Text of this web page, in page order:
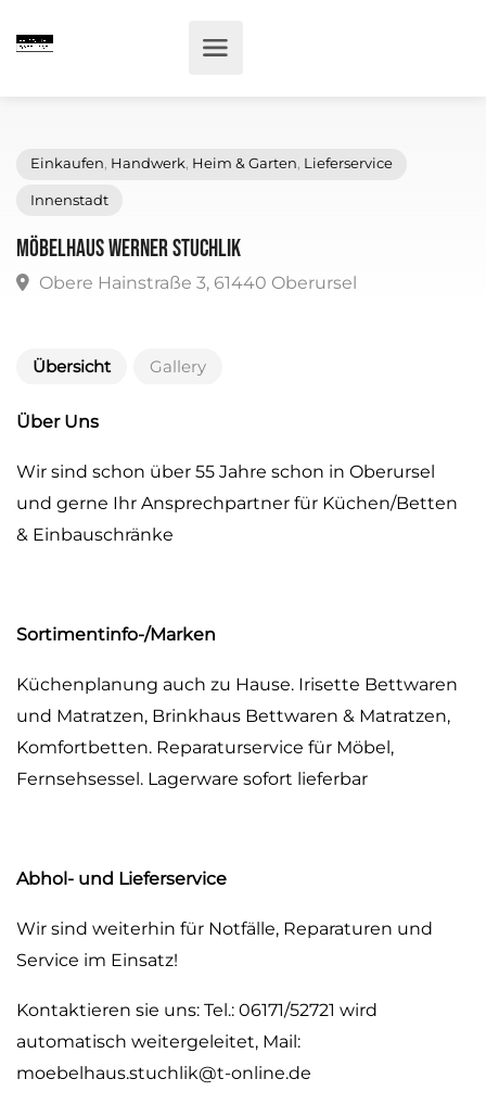
Möbelhaus Werner Stuchlik
Übersicht Gallery
Über Uns
Wir sind schon über 55 Jahre schon in Oberursel
und gerne Ihr Ansprechpartner für Küchen/Betten
& Einbauschränke
Sortimentinfo-/Marken
Küchenplanung auch zu Hause. Irisette Bettwaren
und Matratzen, Brinkhaus Bettwaren & Matratzen,
Komfortbetten. Reparaturservice für Möbel,
Fernsehsessel. Lagerware sofort lieferbar
Abhol- und Lieferservice
Wir sind weiterhin für Notfälle, Reparaturen und
Service im Einsatz!
Kontaktieren sie uns: Tel.: 06171/52721 wird
automatisch weitergeleitet, Mail:
moebelhaus.stuchlik@t-online.de